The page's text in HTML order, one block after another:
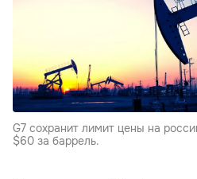
G7 сохранит лимит цены на
$60 за баррель.